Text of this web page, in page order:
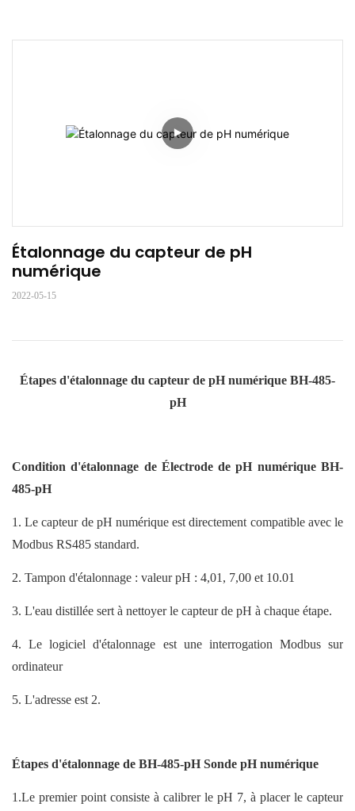
Étalonnage du capteur de pH
numérique
2022-05-15
Étapes d'étalonnage du capteur de pH numérique BH-485-
pH
Condition d'étalonnage de Électrode de pH numérique BH-
485-pH
1. Le capteur de pH numérique est directement compatible avec le
Modbus RS485 standard.
2. Tampon d'étalonnage : valeur pH : 4,01, 7,00 et 10.01
3. L'eau distillée sert à nettoyer le capteur de pH à chaque étape.
4. Le logiciel d'étalonnage est une interrogation Modbus sur
ordinateur
5. L'adresse est 2.
Étapes d'étalonnage de BH-485-pH Sonde pH numérique
1.Le premier point consiste à calibrer le pH 7, à placer le capteur